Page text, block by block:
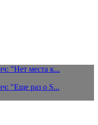
"Нет места к...
"Еще раз о S...